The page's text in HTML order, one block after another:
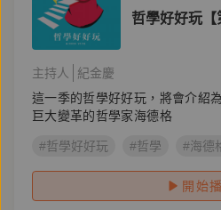
哲學好好玩【
主持人
紀金慶
這一季的哲學好好玩，將會介紹
巨大變革的哲學家海德格
#哲學好好玩 #哲學 #海德
開始